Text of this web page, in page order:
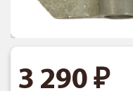
3 290